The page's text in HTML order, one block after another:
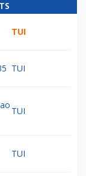
TUI
TUI
TUI
TUI